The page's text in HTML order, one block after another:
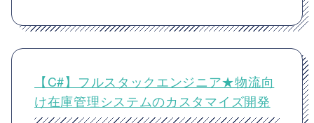
【C#】フルスタックエンジニア★物流向
け在庫管理システムのカスタマイズ開発